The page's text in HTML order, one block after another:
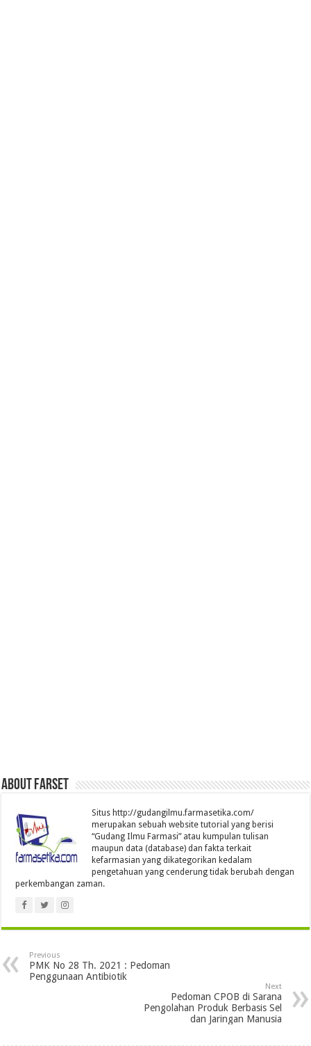
About farset
Situs http://gudangilmu.farmasetika.com/
merupakan sebuah website tutorial yang berisi
“Gudang Ilmu Farmasi” atau kumpulan tulisan
maupun data (database) dan fakta terkait
kefarmasian yang dikategorikan kedalam
pengetahuan yang cenderung tidak berubah dengan
perkembangan zaman.
Previous
PMK No 28 Th. 2021 : Pedoman
Penggunaan Antibiotik
Next
Pedoman CPOB di Sarana
Pengolahan Produk Berbasis Sel
dan Jaringan Manusia